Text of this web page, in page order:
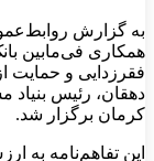
به گزارش
همکاری فی‌مابین
فقرزدایی و حمایت
دهقان، رئیس بنیاد
کرمان برگزار شد.